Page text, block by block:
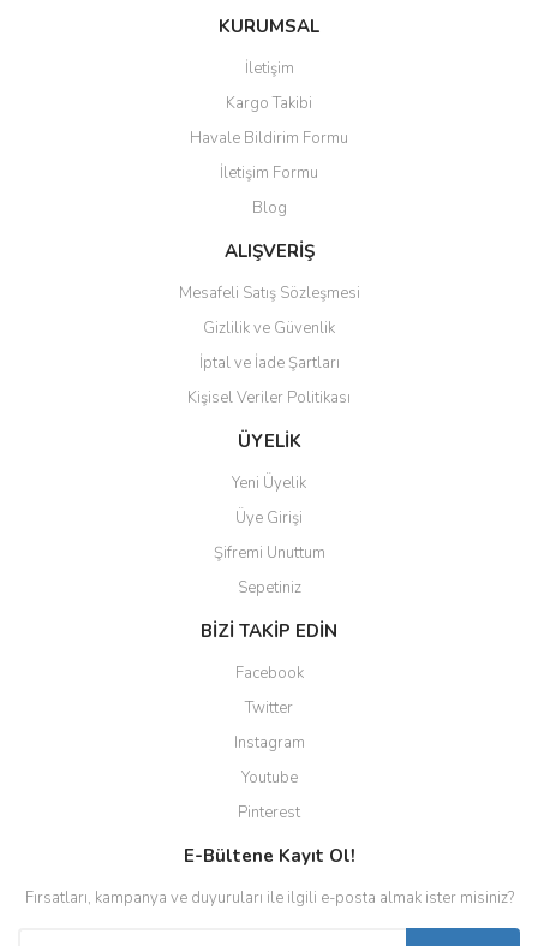
KURUMSAL
İletişim
Kargo Takibi
Havale Bildirim Formu
İletişim Formu
Blog
ALIŞVERİŞ
Mesafeli Satış Sözleşmesi
Gizlilik ve Güvenlik
İptal ve İade Şartları
Kişisel Veriler Politikası
ÜYELİK
Yeni Üyelik
Üye Girişi
Şifremi Unuttum
Sepetiniz
BİZİ TAKİP EDİN
Facebook
Twitter
Instagram
Youtube
Pinterest
E-Bültene Kayıt Ol!
Fırsatları, kampanya ve duyuruları ile ilgili e-posta almak ister misiniz?